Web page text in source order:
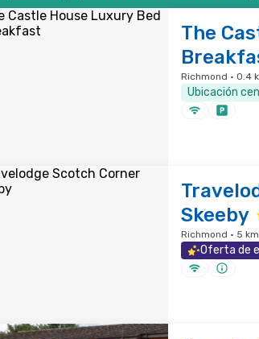
The
Richmond · 0.4
Ubicación
Skeeby
Richmond · 5
Oferta de